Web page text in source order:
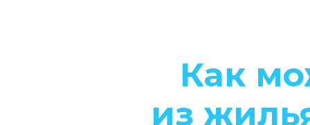
Как
из